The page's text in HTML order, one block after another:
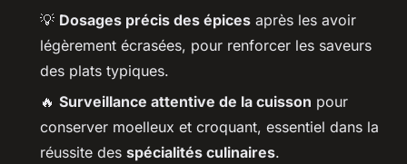
💡 Dosages précis des épices après les avoir
légèrement écrasées, pour renforcer les saveurs
des plats typiques.
🔥 Surveillance attentive de la cuisson pour
conserver moelleux et croquant, essentiel dans la
réussite des spécialités culinaires.